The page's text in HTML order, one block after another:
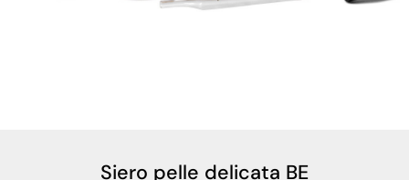
Siero pelle delicata BE